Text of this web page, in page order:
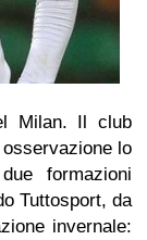
Milan. Il club
lo
formazioni
Tuttosport, da
invernale: